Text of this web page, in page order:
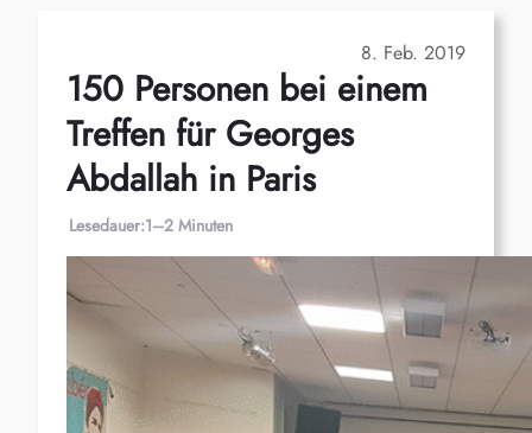
8. Feb. 2019
150 Personen bei einem
Treffen für Georges
Abdallah in Paris
Lesedauer:1–2 Minuten